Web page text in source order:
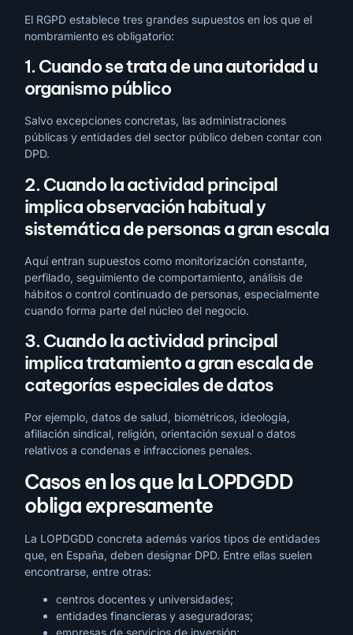
El RGPD establece tres grandes supuestos en los que el
nombramiento es obligatorio:
1. Cuando se trata de una autoridad u
organismo público
Salvo excepciones concretas, las administraciones
públicas y entidades del sector público deben contar con
DPD.
2. Cuando la actividad principal
implica observación habitual y
sistemática de personas a gran escala
Aquí entran supuestos como monitorización constante,
perfilado, seguimiento de comportamiento, análisis de
hábitos o control continuado de personas, especialmente
cuando forma parte del núcleo del negocio.
3. Cuando la actividad principal
implica tratamiento a gran escala de
categorías especiales de datos
Por ejemplo, datos de salud, biométricos, ideología,
afiliación sindical, religión, orientación sexual o datos
relativos a condenas e infracciones penales.
Casos en los que la LOPDGDD
obliga expresamente
La LOPDGDD concreta además varios tipos de entidades
que, en España, deben designar DPD. Entre ellas suelen
encontrarse, entre otras:
centros docentes y universidades;
entidades financieras y aseguradoras;
empresas de servicios de inversión;